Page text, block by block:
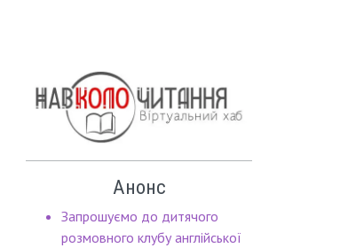
Анонс
Запрошуємо до дитячого
розмовного клубу англійської